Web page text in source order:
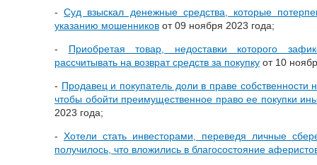
-Суд взыскал денежные средства, которые
указанию мошенников от 09 ноября 2023 года;
- Приобретая товар, недоставки которого
рассчитывать на возврат средств за покупку от 10
- Продавец и покупатель доли в праве
чтобы обойти преимущественное право ее покупки
2023 года;
- Хотели стать инвесторами, переведя личные
получилось, что вложились в благосостояние